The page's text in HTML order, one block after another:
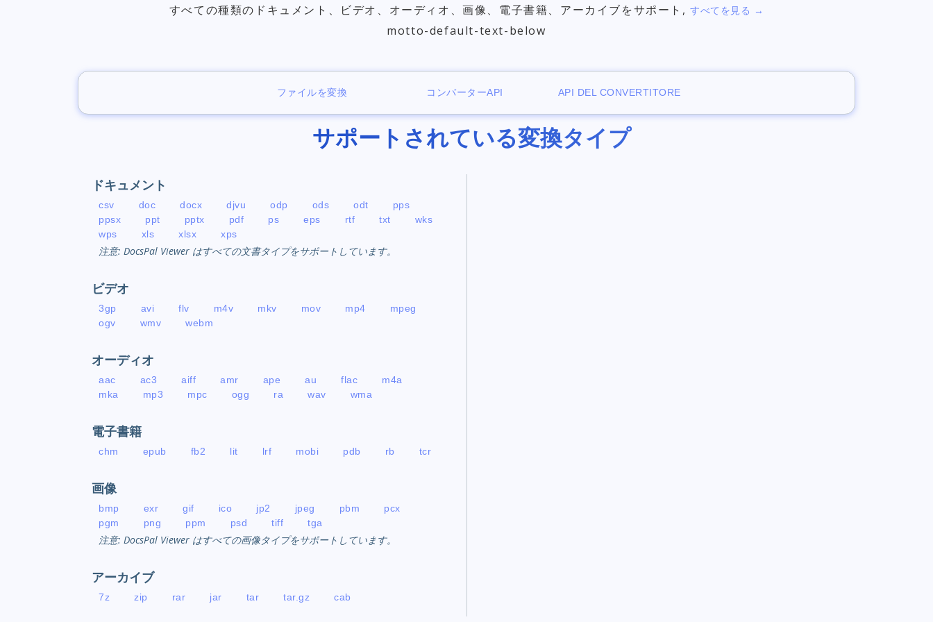
すべての種類のドキュメント、ビデオ、オーディオ、画像、電子書籍、アーカイブをサポート,すべてを見る →
motto-default-text-below
ファイルを変換 コンバーターAPI API DEL CONVERTITORE
サポートされている変換タイプ
ドキュメント
csv doc docx djvu odp ods odt
pps
ppsx
ppt pptx pdf ps eps rtf txt
wks
wps
xls xlsx xps
注意: DocsPal Viewer はすべての文書タイプをサポートしています。
ビデオ
3gp avi flv m4v mkv mov mp4
mpeg
ogv
wmv webm
オーディオ
aac ac3 aiff amr ape au flac
m4a
mka
mp3 mpc ogg ra wav wma
電子書籍
chm epub fb2 lit lrf mobi pdb rb tcr
画像
bmp exr gif ico jp2 jpeg pbm
pcx
pgm
png ppm psd tiff tga
注意: DocsPal Viewer はすべての画像タイプをサポートしています。
アーカイブ
7z zip rar jar tar tar.gz cab